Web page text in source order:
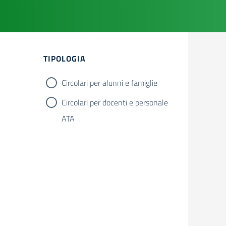
TIPOLOGIA
Circolari per alunni e famiglie
Circolari per docenti e personale
ATA